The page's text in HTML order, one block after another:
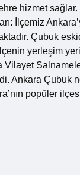
hizmet
İlçemiz
Çubuk
yerleşim
Vilayet
Ankara
popüler